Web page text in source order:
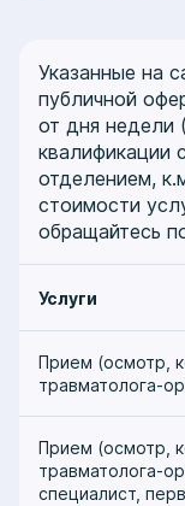
нет, как его
какие методы
приеме ко
приходят
трехлетними
нас
возраста. У
выглядит
подушки,
свод.
дорогие
ограничивают
всё это не
вовремя
Указанные на
публичной
от дня недели
квалификации
отделением,
стоимости
обращайтесь
Услуги
Прием (осмотр,
травматолога-
Прием (осмотр,
травматолога-
специалист,